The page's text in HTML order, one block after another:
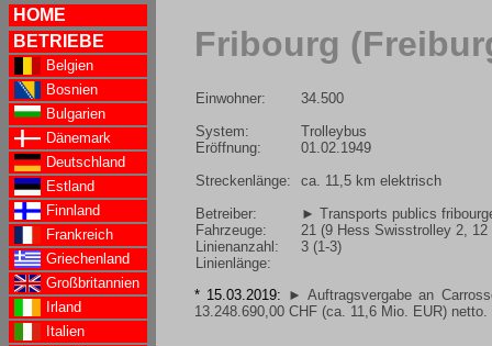
HOME
BETRIEBE
Belgien
Bosnien
Bulgarien
Dänemark
Deutschland
Estland
Finnland
Frankreich
Griechenland
Großbritannien
Irland
Italien
Fribourg
Einwohner:
System:
Eröffnung:
Streckenlänge:
Betreiber:
Fahrzeuge:
Linienanzahl:
Linienlänge:
34.500
Trolleybus
01.02.1949
ca. 11,5 km elektrisch
► Transports publics
21 (9 Hess Swisstrolley 2,
3 (1-3)
* 15.03.2019: ► Auftragsvergabe an
13.248.690,00 CHF (ca. 11,6 Mio. EUR) netto.